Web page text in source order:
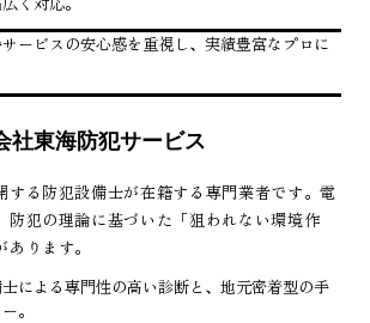
ービスの安心感を重視し、実績豊富なプロに
社東海防犯サービス
する防犯設備士が在籍する専門業者です。電
防犯の理論に基づいた「狙われない環境作
ります。
による専門性の高い診断と、地元密着型の手
。